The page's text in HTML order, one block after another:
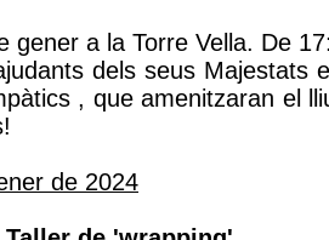
gener a la Torre Vella. De
dels seus Majestats
, que amenitzaran el
de 2024